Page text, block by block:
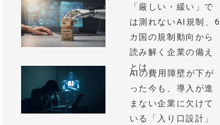
「厳しい・緩い」で
は測れないAI規制、6
カ国の規制動向から
読み解く企業の備え
とは
AIの費用障壁が下が
った今も、導入が進
まない企業に欠けて
いる「入り口設計」